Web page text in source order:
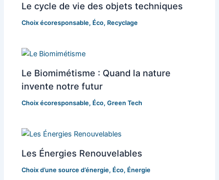
Le cycle de vie des objets techniques
Choix écoresponsable, Éco, Recyclage
Le Biomimétisme : Quand la nature
invente notre futur
Choix écoresponsable, Éco,Green Tech
Les Énergies Renouvelables
Choix d’une source d’énergie, Éco, Énergie